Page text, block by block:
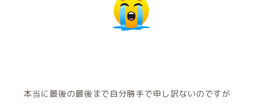
本当に最後の最後まで自分勝手で申し訳ないのですが